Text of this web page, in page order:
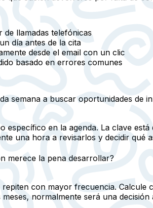
de llamadas telefónicas
día antes de la cita
desde el email con un clic
basado en errores comunes
semana a buscar oportunidades de
específico en la agenda. La clave
una hora a revisarlos y decidir qué
merece la pena desarrollar?
con mayor frecuencia.
normalmente será una decisión